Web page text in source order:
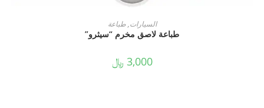
ADD TO CART
السيارات,طباعة
طباعة لاصق مخرم “سيثرو”
3,000 ﷼